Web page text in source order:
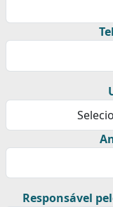
Responsável